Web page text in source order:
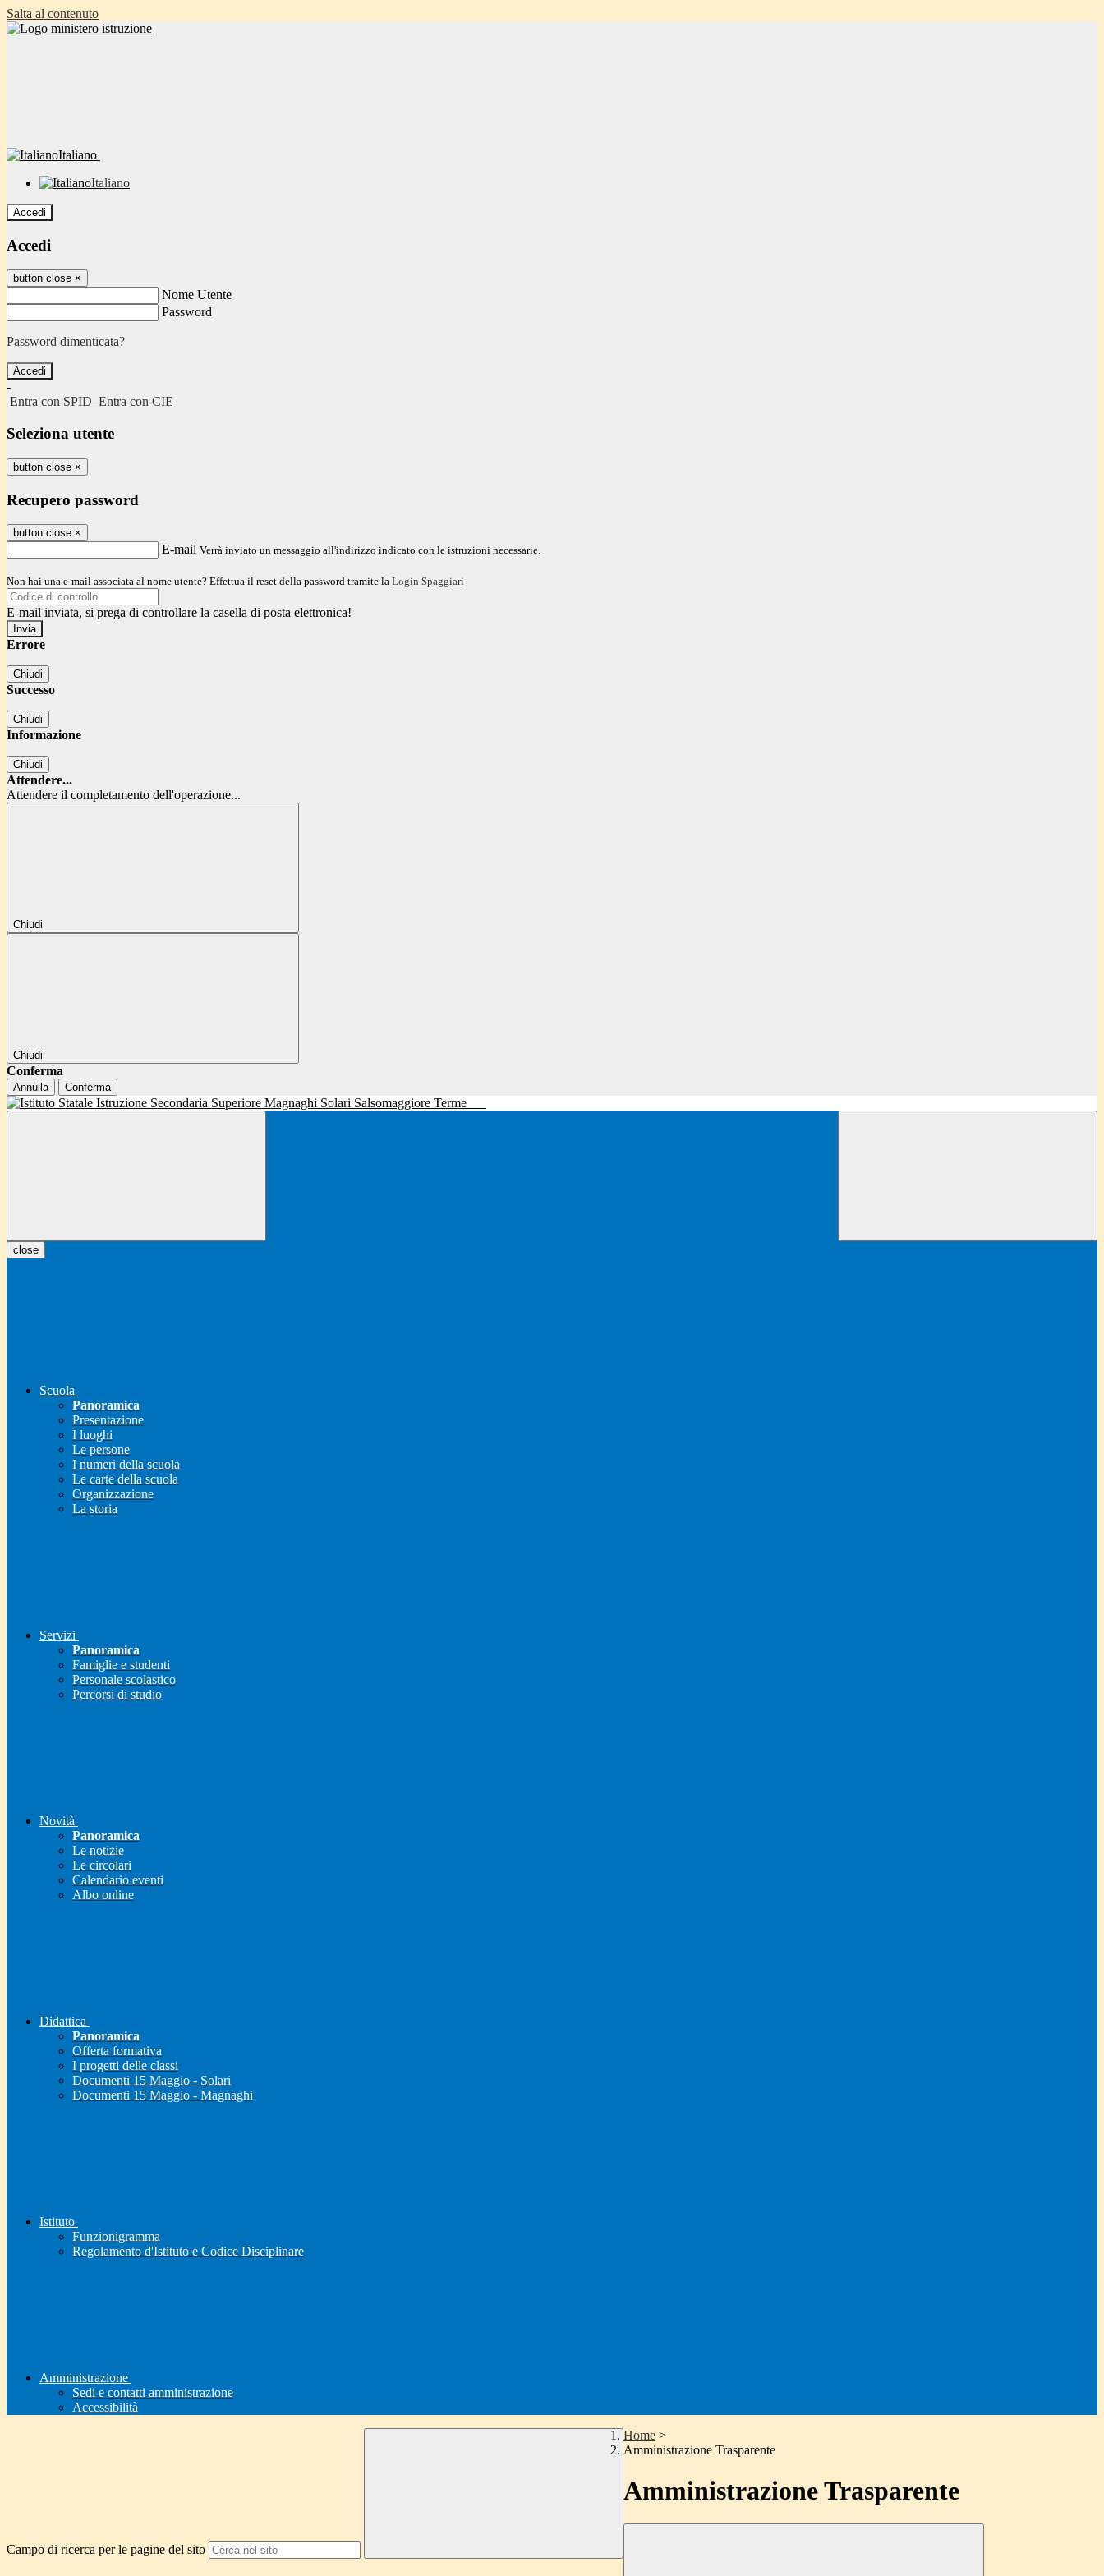
Salta al contenuto
Italiano
Italiano
Accedi
Accedi
button close ×
Nome Utente
Password
Password dimenticata?
-
Entra con SPID Entra con CIE
Seleziona utente
button close ×
Recupero password
button close ×
E-mail Verrà inviato un messaggio all'indirizzo indicato con le istruzioni necessarie.
Non hai una e-mail associata al nome utente? Effettua il reset della password tramite la Login Spaggiari
E-mail inviata, si prega di controllare la casella di posta elettronica!
Errore
Chiudi
Successo
Chiudi
Informazione
Chiudi
Attendere...
Attendere il completamento dell'operazione...
Chiudi
Chiudi
Conferma
Annulla Conferma
close
Scuola
Panoramica
Presentazione
I luoghi
Le persone
I numeri della scuola
Le carte della scuola
Organizzazione
La storia
Servizi
Panoramica
Famiglie e studenti
Personale scolastico
Percorsi di studio
Novità
Panoramica
Le notizie
Le circolari
Calendario eventi
Albo online
Didattica
Panoramica
Offerta formativa
I progetti delle classi
Documenti 15 Maggio - Solari
Documenti 15 Maggio - Magnaghi
Istituto
Funzionigramma
Regolamento d'Istituto e Codice Disciplinare
Amministrazione
Sedi e contatti amministrazione
Accessibilità
Campo di ricerca per le pagine del sito
Home >
Amministrazione Trasparente
Amministrazione Trasparente